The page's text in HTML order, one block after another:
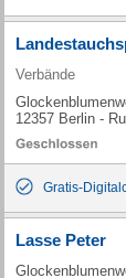
Verbände
12357 Berlin -
Gratis-
Lasse Peter